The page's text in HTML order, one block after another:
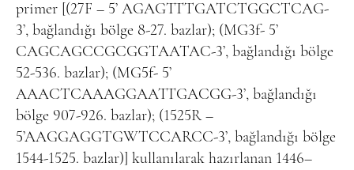
primer [(27F – 5’ AGAGTTTGATCTGGCTCAG-
3’, bağlandığı bölge 8-27. bazlar); (MG3f- 5’
CAGCAGCCGCGGTAATAC-3’, bağlandığı bölge
52-536. bazlar); (MG5f- 5’
AAACTCAAAGGAATTGACGG-3’, bağlandığı
bölge 907-926. bazlar); (1525R –
5’AAGGAGGTGWTCCARCC-3’, bağlandığı bölge
1544-1525. bazlar)] kullanılarak hazırlanan 1446–